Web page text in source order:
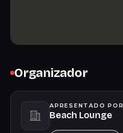
Organizador
APRESENTADO POR
Beach Lounge